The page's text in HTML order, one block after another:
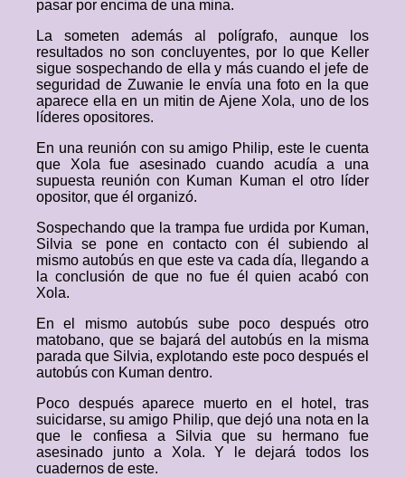
pasar por encima de una mina.
La someten además al polígrafo, aunque los
resultados no son concluyentes, por lo que Keller
sigue sospechando de ella y más cuando el jefe de
seguridad de Zuwanie le envía una foto en la que
aparece ella en un mitin de Ajene Xola, uno de los
líderes opositores.
En una reunión con su amigo Philip, este le cuenta
que Xola fue asesinado cuando acudía a una
supuesta reunión con Kuman Kuman el otro líder
opositor, que él organizó.
Sospechando que la trampa fue urdida por Kuman,
Silvia se pone en contacto con él subiendo al
mismo autobús en que este va cada día, llegando a
la conclusión de que no fue él quien acabó con
Xola.
En el mismo autobús sube poco después otro
matobano, que se bajará del autobús en la misma
parada que Silvia, explotando este poco después el
autobús con Kuman dentro.
Poco después aparece muerto en el hotel, tras
suicidarse, su amigo Philip, que dejó una nota en la
que le confiesa a Silvia que su hermano fue
asesinado junto a Xola. Y le dejará todos los
cuadernos de este.